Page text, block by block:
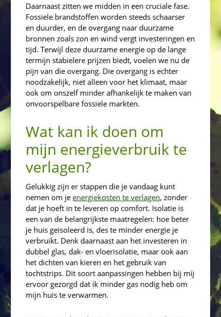
Daarnaast zitten we midden in een cruciale fase.
Fossiele brandstoffen worden steeds schaarser
en duurder, en de overgang naar duurzame
bronnen zoals zon en wind vergt investeringen en
tijd. Terwijl deze duurzame energie op de lange
termijn stabielere prijzen biedt, voelen we nu de
pijn van die overgang. Die overgang is echter
noodzakelijk, niet alleen voor het klimaat, maar
ook om onszelf minder afhankelijk te maken van
onvoorspelbare fossiele markten.
Wat kan ik doen om
mijn energieverbruik te
verlagen?
Gelukkig zijn er stappen die je vandaag kunt
nemen om jeenergiekosten te verlagen, zonder
dat je hoeft in te leveren op comfort. Isolatie is
een van de belangrijkste maatregelen: hoe beter
je huis geïsoleerd is, des te minder energie je
verbruikt. Denk daarnaast aan het investeren in
dubbel glas, dak- en vloerisolatie, maar ook aan
het dichten van kieren en het gebruik van
tochtstrips. Dit soort aanpassingen hebben bij mij
ervoor gezorgd dat ik minder gas nodig heb om
mijn huis te verwarmen.